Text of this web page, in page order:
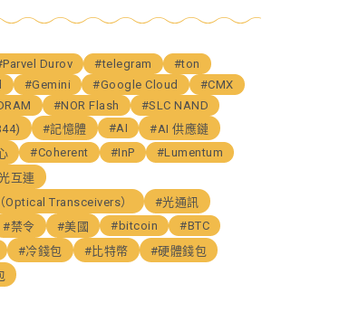
Durov #telegram
#ton
#Gemini #Google Cloud
#CMX
#NOR Flash
#SLC NAND
#記憶體 #AI
#AI 供應鏈
#Coherent #InP
#Lumentum
互連
Optical Transceivers）
#光通訊
#禁令 #美國 #bitcoin
#BTC
#冷錢包 #比特幣
#硬體錢包